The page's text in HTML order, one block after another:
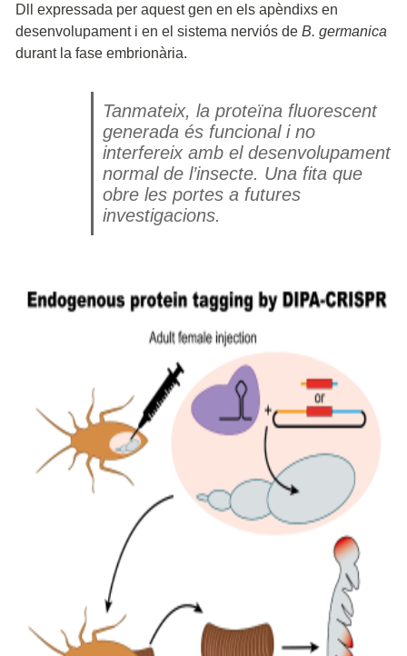
Dll expressada per aquest gen en els apèndixs en
desenvolupament i en el sistema nerviós de B. germanica
durant la fase embrionària.
Tanmateix, la proteïna fluorescent
generada és funcional i no
interfereix amb el desenvolupament
normal de l’insecte. Una fita que
obre les portes a futures
investigacions.